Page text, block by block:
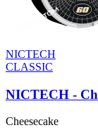
NICTECH
CLASSIC
NICTECH -
Cheesecake